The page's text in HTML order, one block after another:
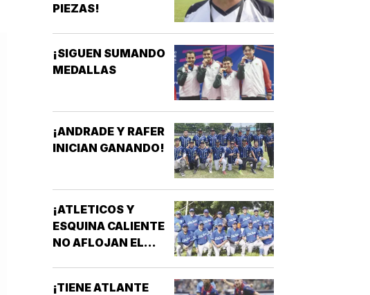
PIEZAS!
¡SIGUEN SUMANDO
MEDALLAS
¡ANDRADE Y RAFER
INICIAN GANANDO!
¡ATLETICOS Y
ESQUINA CALIENTE
NO AFLOJAN EL
¡TIENE ATLANTE